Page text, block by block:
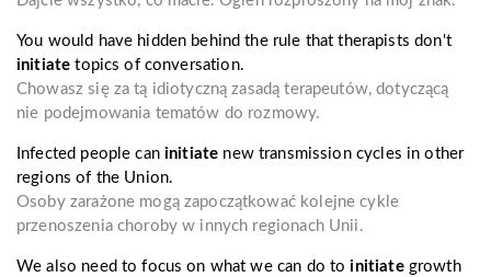
You would have hidden behind the rule that therapists don't
initiate topics of conversation.
Chowasz się za tą idiotyczną zasadą terapeutów, dotyczącą
nie podejmowania tematów do rozmowy.
Infected people can initiate new transmission cycles in other
regions of the Union.
Osoby zarażone mogą zapoczątkować kolejne cykle
przenoszenia choroby w innych regionach Unii.
We also need to focus on what we can do toinitiategrowth